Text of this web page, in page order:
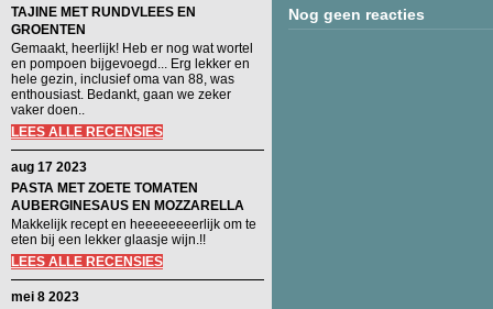
TAJINE MET RUNDVLEES EN
GROENTEN
Gemaakt, heerlijk! Heb er nog wat wortel
en pompoen bijgevoegd... Erg lekker en
hele gezin, inclusief oma van 88, was
enthousiast. Bedankt, gaan we zeker
vaker doen..
LEES ALLE RECENSIES
aug 17 2023
PASTA MET ZOETE TOMATEN
AUBERGINESAUS EN MOZZARELLA
Makkelijk recept en heeeeeeeerlijk om te
eten bij een lekker glaasje wijn.!!
LEES ALLE RECENSIES
mei 8 2023
Nog geen reacties